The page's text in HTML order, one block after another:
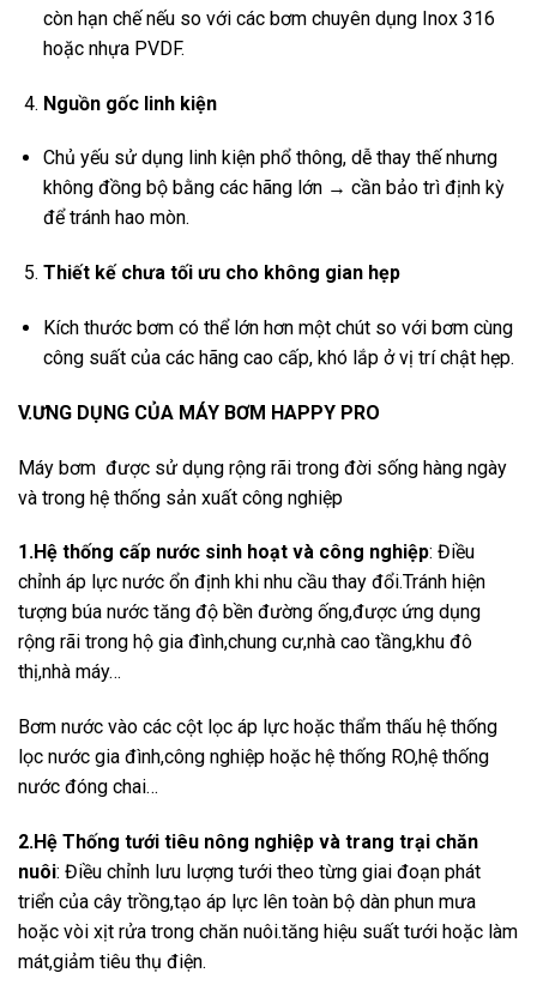
còn hạn chế nếu so với các bơm chuyên dụng Inox 316
hoặc nhựa PVDF.
Nguồn gốc linh kiện
Chủ yếu sử dụng linh kiện phổ thông, dễ thay thế nhưng
không đồng bộ bằng các hãng lớn → cần bảo trì định kỳ
để tránh hao mòn.
Thiết kế chưa tối ưu cho không gian hẹp
Kích thước bơm có thể lớn hơn một chút so với bơm cùng
công suất của các hãng cao cấp, khó lắp ở vị trí chật hẹp.
V.ƯNG DỤNG CỦA MÁY BƠM HAPPY PRO
Máy bơm được sử dụng rộng rãi trong đời sống hàng ngày
và trong hệ thống sản xuất công nghiệp
1.Hệ thống cấp nước sinh hoạt và công nghiệp: Điều
chỉnh áp lực nước ổn định khi nhu cầu thay đổi.Tránh hiện
tượng búa nước tăng độ bền đường ống,được ứng dụng
rộng rãi trong hộ gia đình,chung cư,nhà cao tầng,khu đô
thị,nhà máy…
Bơm nước vào các cột lọc áp lực hoặc thẩm thấu hệ thống
lọc nước gia đình,công nghiệp hoặc hệ thống RO,hệ thống
nước đóng chai…
2.Hệ Thống tưới tiêu nông nghiệp và trang trại chăn
nuôi: Điều chỉnh lưu lượng tưới theo từng giai đoạn phát
triển của cây trồng,tạo áp lực lên toàn bộ dàn phun mưa
hoặc vòi xịt rửa trong chăn nuôi.tăng hiệu suất tưới hoặc làm
mát,giảm tiêu thụ điện.